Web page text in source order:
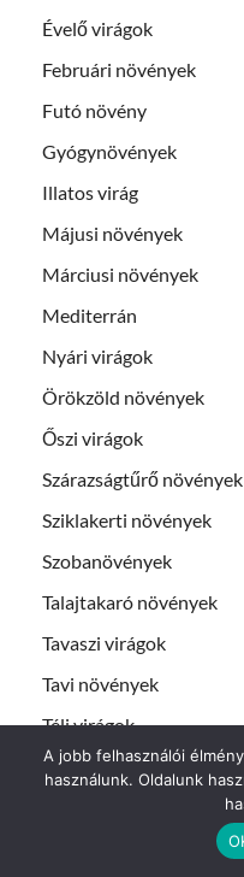
Évelő virágok
Februári növények
Futó növény
Gyógynövények
Illatos virág
Májusi növények
Márciusi növények
Mediterrán
Nyári virágok
Örökzöld növények
Őszi virágok
Szárazságtűrő növények
Sziklakerti növények
Szobanövények
Talajtakaró növények
Tavaszi virágok
Tavi növények
Téli virágok
Vendégposztok
A jobb felhasználói
használunk. Oldalunk